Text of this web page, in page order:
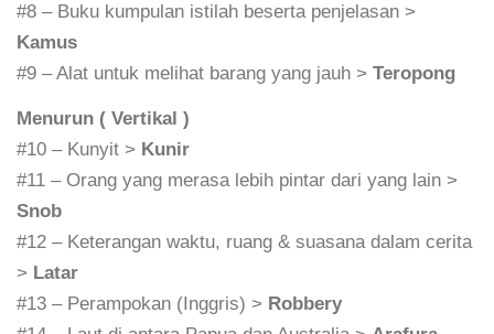
#8 – Buku kumpulan istilah beserta penjelasan >
Kamus
#9 – Alat untuk melihat barang yang jauh > Teropong
Menurun ( Vertikal )
#10 – Kunyit > Kunir
#11 – Orang yang merasa lebih pintar dari yang lain >
Snob
#12 – Keterangan waktu, ruang & suasana dalam cerita
> Latar
#13 – Perampokan (Inggris) > Robbery